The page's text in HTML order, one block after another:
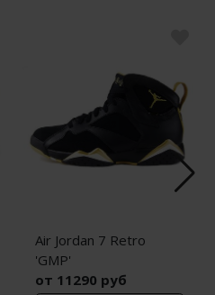
Air Jordan 7 Retro
'GMP'
от 11290 руб